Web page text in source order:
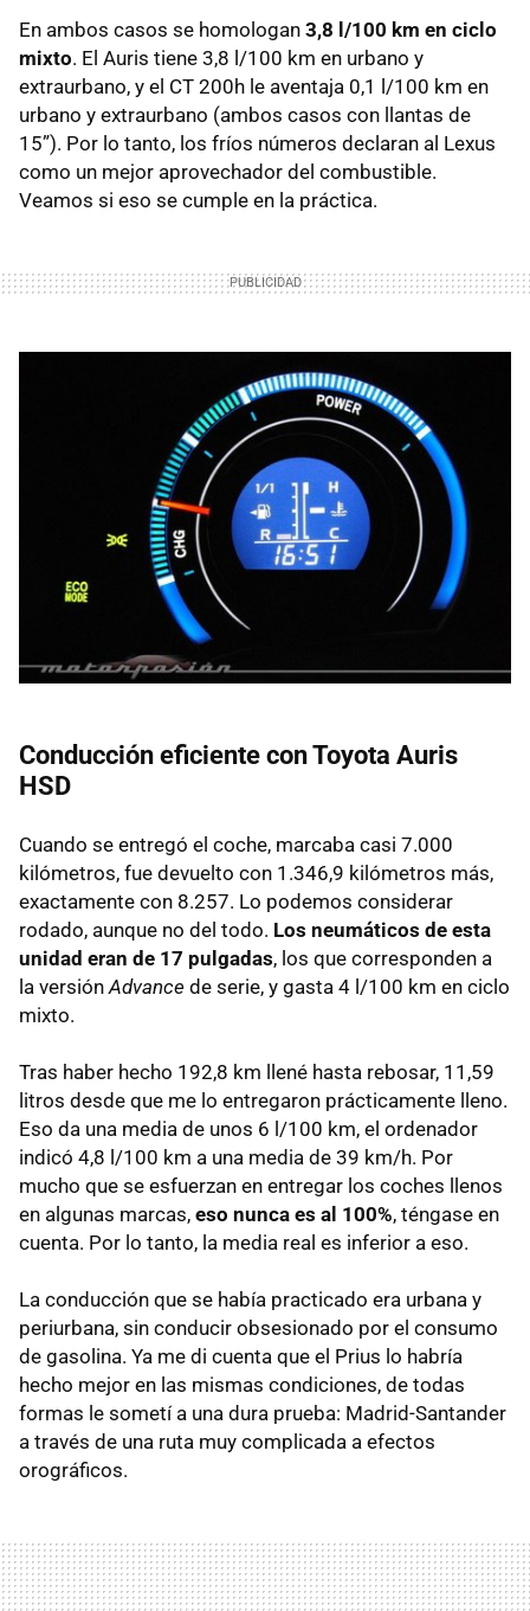
En ambos casos se homologan 3,8 l/100 km en ciclo
mixto. El Auris tiene 3,8 l/100 km en urbano y
extraurbano, y el CT 200h le aventaja 0,1 l/100 km en
urbano y extraurbano (ambos casos con llantas de
15”). Por lo tanto, los fríos números declaran al Lexus
como un mejor aprovechador del combustible.
Veamos si eso se cumple en la práctica.
Conducción eficiente con Toyota Auris
HSD
Cuando se entregó el coche, marcaba casi 7.000
kilómetros, fue devuelto con 1.346,9 kilómetros más,
exactamente con 8.257. Lo podemos considerar
rodado, aunque no del todo. Los neumáticos de esta
unidad eran de 17 pulgadas, los que corresponden a
la versión Advance de serie, y gasta 4 l/100 km en ciclo
mixto.
Tras haber hecho 192,8 km llené hasta rebosar, 11,59
litros desde que me lo entregaron prácticamente lleno.
Eso da una media de unos 6 l/100 km, el ordenador
indicó 4,8 l/100 km a una media de 39 km/h. Por
mucho que se esfuerzan en entregar los coches llenos
en algunas marcas, eso nunca es al 100%, téngase en
cuenta. Por lo tanto, la media real es inferior a eso.
La conducción que se había practicado era urbana y
periurbana, sin conducir obsesionado por el consumo
de gasolina. Ya me di cuenta que el Prius lo habría
hecho mejor en las mismas condiciones, de todas
formas le sometí a una dura prueba: Madrid-Santander
a través de una ruta muy complicada a efectos
orográficos.